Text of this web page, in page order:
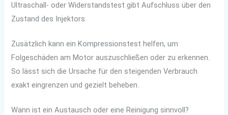
Ultraschall- oder Widerstandstest gibt Aufschluss über den
Zustand des Injektors.
Zusätzlich kann ein Kompressionstest helfen, um
Folgeschäden am Motor auszuschließen oder zu erkennen.
So lässt sich die Ursache für den steigenden Verbrauch
exakt eingrenzen und gezielt beheben.
Wann ist ein Austausch oder eine Reinigung sinnvoll?